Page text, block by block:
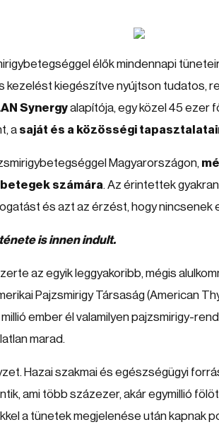
élők mindennapi
kezelést kiegészítve nyújtson tudatos,
Synergyalapítója, egy közel 45 ezer
a saját és a közösségi
Magyarországon,
számára. Az érintettek
és azt az érzést, hogy nincsenek
is innen indult.
az egyik leggyakoribb, mégis
Pajzsmirigy Társaság (American
ember él valamilyen pajzsmirigy-
marad.
Hazai szakmai és egészségügyi
ami több százezer, akár egymillió
a tünetek megjelenése után kapnak